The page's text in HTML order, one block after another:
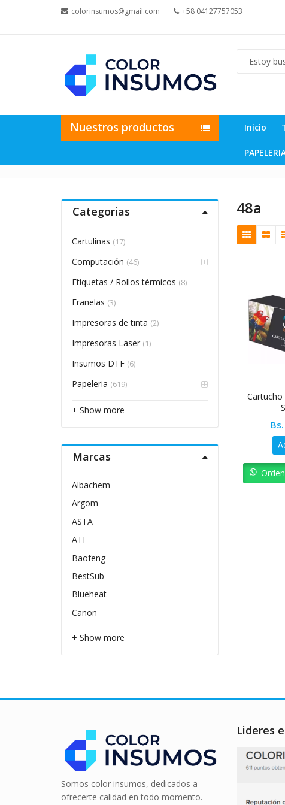
colorinsumos@gmail.com +58 04127757053
Nuestros productos Inicio
48a
Bs.
Categorias
Cartulinas (17)
Computación (46)
Etiquetas / Rollos térmicos (8)
Franelas (3)
Impresoras de tinta (2)
Impresoras Laser (1)
Insumos DTF (6)
Papeleria (619)
+ Show more
Marcas
Albachem
Argom
ASTA
ATI
Baofeng
BestSub
Blueheat
Canon
+ Show more
Somos color insumos, dedicados a
ofrecerte calidad en todo momento.
Lideres